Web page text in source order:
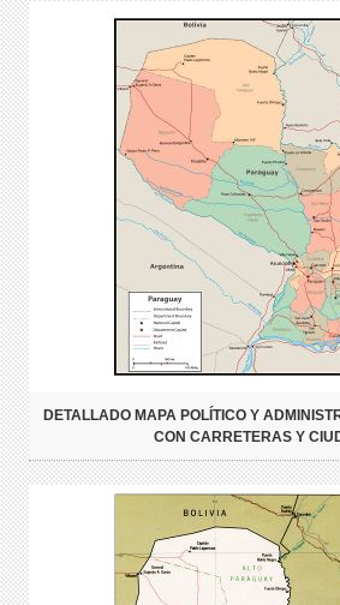
DETALLADO MAPA POLÍTICO Y
CON CARRETERAS Y